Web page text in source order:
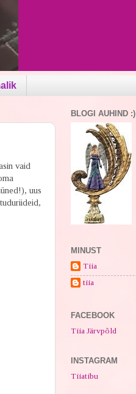
vaid
uus
BLOGI AUHIND :)
MINUST
Tiia
tiia
FACEBOOK
Tiia Järvpõld
INSTAGRAM
Tiiatibu